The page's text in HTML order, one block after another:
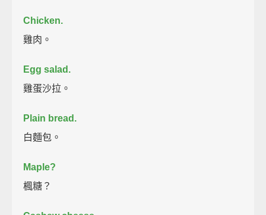
Chicken.
雞肉。
Egg salad.
雞蛋沙拉。
Plain bread.
白麵包。
Maple?
楓糖？